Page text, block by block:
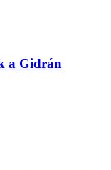
a Gidrán